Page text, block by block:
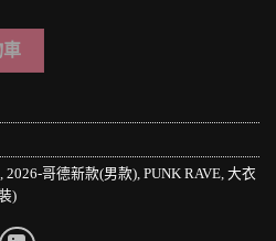
古世紀-皇家宮廷貴族:威爾斯公爵華
, 2026-哥德新款(男款), PUNK RAVE, 大衣
)